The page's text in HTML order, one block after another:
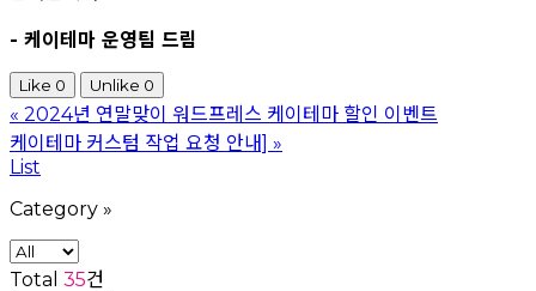
- 케이테마 운영팀 드림
Like 0 Unlike 0
« 2024년 연말맞이 워드프레스 케이테마 할인 이벤트
케이테마 커스텀 작업 요청 안내]
»
List
Category »
Total 35건